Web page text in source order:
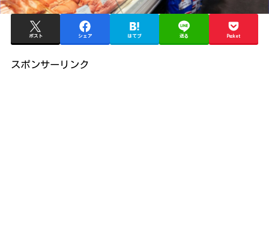
ポスト シェア はてブ 送る Pocket
スポンサーリンク